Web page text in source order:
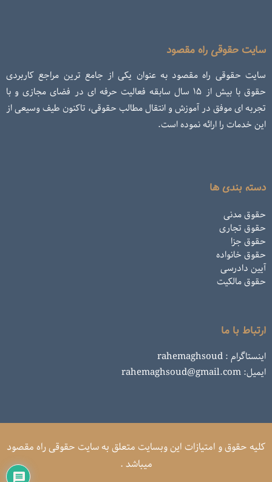
سایت حقوقی راه مقصود
سایت حقوقی راه مقصود به عنوان یکی از جامع ترین مراجع کاربردی
حقوق با بیش از ۱۵ سال سابقه فعالیت حرفه ای در فضای مجازی و با
تجربه ای موفق در آموزش و انتقال مطالب حقوقی، تاکنون طیف وسیعی از
این خدمات را ارائه نموده است.
دسته بندی ها
حقوق مدنی
حقوق تجاری
حقوق جزا
حقوق خانواده
آیین دادرسی
حقوق مالکیت
ارتباط با ما
اینستاگرام : rahemaghsoud
ایمیل: rahemaghsoud@gmail.com
کلیه حقوق و امتیازات این وبسایت متعلق به سایت حقوقی راه مقصود
میباشد .